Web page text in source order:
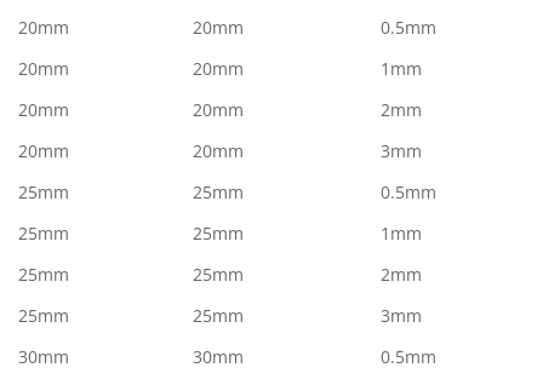
20mm 20mm
0.5mm
20mm
20mm
1mm
20mm
20mm
2mm
20mm
20mm
3mm
25mm
25mm
0.5mm
25mm
25mm
1mm
25mm
25mm
2mm
25mm
25mm
3mm
30mm
30mm
0.5mm